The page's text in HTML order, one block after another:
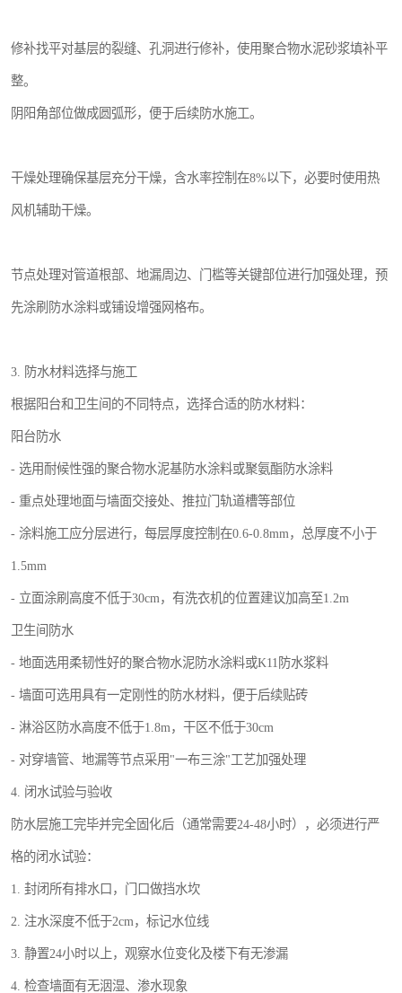
修补找平对基层的裂缝、孔洞进行修补，使用聚合物水泥砂浆填补平
整。
阴阳角部位做成圆弧形，便于后续防水施工。
干燥处理确保基层充分干燥，含水率控制在8%以下，必要时使用热
风机辅助干燥。
节点处理对管道根部、地漏周边、门槛等关键部位进行加强处理，预
先涂刷防水涂料或铺设增强网格布。
3. 防水材料选择与施工
根据阳台和卫生间的不同特点，选择合适的防水材料：
阳台防水
- 选用耐候性强的聚合物水泥基防水涂料或聚氨酯防水涂料
- 重点处理地面与墙面交接处、推拉门轨道槽等部位
- 涂料施工应分层进行，每层厚度控制在0.6-0.8mm，总厚度不小于
1.5mm
- 立面涂刷高度不低于30cm，有洗衣机的位置建议加高至1.2m
卫生间防水
- 地面选用柔韧性好的聚合物水泥防水涂料或K11防水浆料
- 墙面可选用具有一定刚性的防水材料，便于后续贴砖
- 淋浴区防水高度不低于1.8m，干区不低于30cm
- 对穿墙管、地漏等节点采用"一布三涂"工艺加强处理
4. 闭水试验与验收
防水层施工完毕并完全固化后（通常需要24-48小时），必须进行严
格的闭水试验：
1. 封闭所有排水口，门口做挡水坎
2. 注水深度不低于2cm，标记水位线
3. 静置24小时以上，观察水位变化及楼下有无渗漏
4. 检查墙面有无洇湿、渗水现象